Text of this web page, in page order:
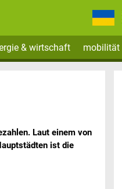
& wirtschaft mobilität
Laut einem von
ist die